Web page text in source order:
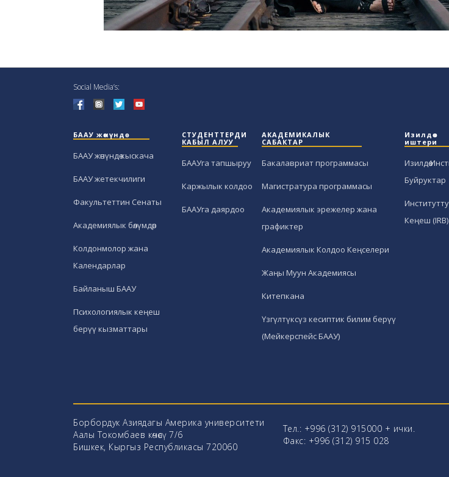
Social Media’s:
БААУ жөнүндө
БААУ жөнүндө кыскача
БААУ жетекчилиги
Факультеттин Сенаты
Академиялык бөлүмдөр
Колдонмолор жана
Календарлар
Байланыш БААУ
Психологиялык кеңеш
берүү кызматтары
СТУДЕНТТЕРДИ
КАБЫЛ АЛУУ
БААУга тапшыруу
Каржылык колдоо
БААУга даярдоо
АКАДЕМИКАЛЫК
САБАКТАР
Бакалавриат программасы
Магистратура программасы
Академиялык эрежелер жана
графиктер
Академиялык Колдоо Кеңселери
Жаңы Муун Академиясы
Китепкана
Үзгүлтүксүз кесиптик билим берүү
(Мейкерспейс БААУ)
Изилдөө
иштери
Изилдөө
Буйруктар
Кеңеш (IRB)
Борбордук Азиядагы Америка университети
Аалы Токомбаев көчөсү 7/6
Бишкек, Кыргыз Республикасы 720060
Тел.: +996 (312) 915000 + ички.
Факс: +996 (312) 915 028